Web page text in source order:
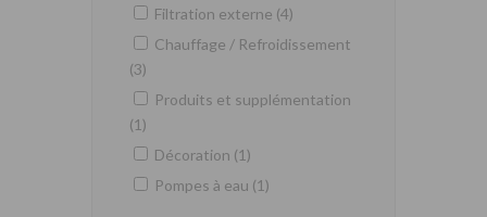
Filtration externe (4)
Chauffage / Refroidissement
(3)
Produits et supplémentation
(1)
Décoration (1)
Pompes à eau (1)